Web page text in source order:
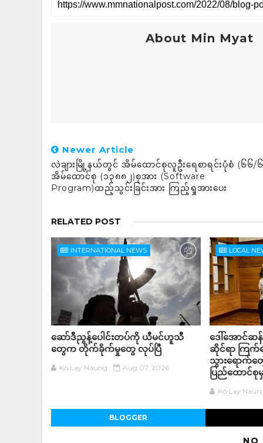
About Min Myat
Newer Article
လဲချားမြို့နယ်တွင် အိမ်ထောင်စုလူဦးရေစာရင်းပုံစံ (၆၆/၆
အိမ်ထောင်စု (၁၃၈၈၂)စုအား (Software
Program)ထည့်သွင်းခြင်းအား ကြည့်ရှုအားပေး
RELATED POST
INTERNATIONAL NEWS
ဆော်ဒီညွန့်ပေါင်းတပ်ကို ယီမင်ဟူသီ
တွေက တိုက်ခိုက်မှုတွေ လုပ်ပြီ
Ko Lay Naung Aug 07, 2026
LOCAL
ဒေါ်အောင်ဆ
ဆိုင်ရာ ကြက်
သွားရောက်
ပြည်ထောင်
Ko Lay
BLOGGER
NO